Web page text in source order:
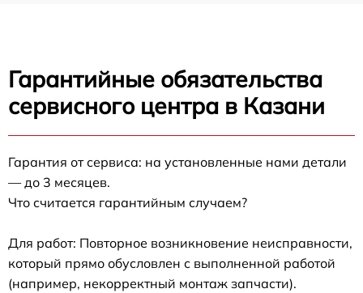
Гарантийные обязательства
сервисного центра в Казани
Гарантия от сервиса: на установленные нами детали
— до 3 месяцев.
Что считается гарантийным случаем?
Для работ: Повторное возникновение неисправности,
который прямо обусловлен с выполненной работой
(например, некорректный монтаж запчасти).